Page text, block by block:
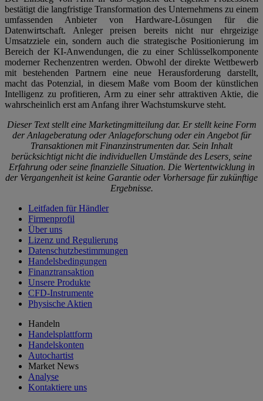
bestätigt die langfristige Transformation des Unternehmens zu einem
umfassenden Anbieter von Hardware-Lösungen für die
Datenwirtschaft. Anleger preisen bereits nicht nur ehrgeizige
Umsatzziele ein, sondern auch die strategische Positionierung im
Bereich der KI-Anwendungen, die zu einer Schlüsselkomponente
moderner Rechenzentren werden. Obwohl der direkte Wettbewerb
mit bestehenden Partnern eine neue Herausforderung darstellt,
macht das Potenzial, in diesem Maße vom Boom der künstlichen
Intelligenz zu profitieren, Arm zu einer sehr attraktiven Aktie, die
wahrscheinlich erst am Anfang ihrer Wachstumskurve steht.
Dieser Text stellt eine Marketingmitteilung dar. Er stellt keine Form
der Anlageberatung oder Anlageforschung oder ein Angebot für
Transaktionen mit Finanzinstrumenten dar. Sein Inhalt
berücksichtigt nicht die individuellen Umstände des Lesers, seine
Erfahrung oder seine finanzielle Situation. Die Wertentwicklung in
der Vergangenheit ist keine Garantie oder Vorhersage für zukünftige
Ergebnisse.
Leitfaden für Händler
Firmenprofil
Über uns
Lizenz und Regulierung
Datenschutzbestimmungen
Handelsbedingungen
Finanztransaktion
Unsere Produkte
CFD-Instrumente
Physische Aktien
Handeln
Handelsplattform
Handelskonten
Autochartist
Market News
Analyse
Kontaktiere uns